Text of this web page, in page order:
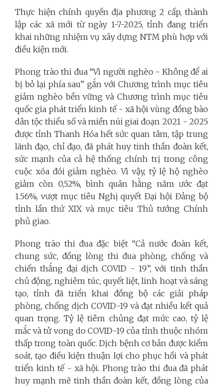
Thực hiện chính quyền địa phương 2 cấp, thành
lập các xã mới từ ngày 1-7-2025, tỉnh đang triển
khai những nhiệm vụ xây dựng NTM phù hợp với
điều kiện mới.
Phong trào thi đua “Vì người nghèo - Không để ai
bị bỏ lại phía sau” gắn với Chương trình mục tiêu
giảm nghèo bền vững và Chương trình mục tiêu
quốc gia phát triển kinh tế - xã hội vùng đồng bào
dân tộc thiểu số và miền núi giai đoạn 2021 - 2025
được tỉnh Thanh Hóa hết sức quan tâm, tập trung
lãnh đạo, chỉ đạo, đã phát huy tinh thần đoàn kết,
sức mạnh của cả hệ thống chính trị trong công
cuộc xóa đói giảm nghèo. Vì vậy, tỷ lệ hộ nghèo
giảm còn 0,52%, bình quân hằng năm ước đạt
1.56%, vượt mục tiêu Nghị quyết Đại hội Đảng bộ
tỉnh lần thứ XIX và mục tiêu Thủ tướng Chính
phủ giao.
Phong trào thi đua đặc biệt “Cả nước đoàn kết,
chung sức, đồng lòng thi đua phòng, chống và
chiến thắng đại dịch COVID - 19”, với tinh thần
chủ động, nghiêm túc, quyết liệt, linh hoạt và sáng
tạo, tỉnh đã triển khai đồng bộ các giải pháp
phòng, chống dịch COVID-19 và đạt nhiều kết quả
quan trọng. Tỷ lệ tiêm chủng đạt mức cao, tỷ lệ
mắc và tử vong do COVID-19 của tỉnh thuộc nhóm
thấp trong toàn quốc. Dịch bệnh cơ bản được kiểm
soát, tạo điều kiện thuận lợi cho phục hồi và phát
triển kinh tế - xã hội. Phong trào thi đua đã phát
huy mạnh mẽ tinh thần đoàn kết, đồng lòng của